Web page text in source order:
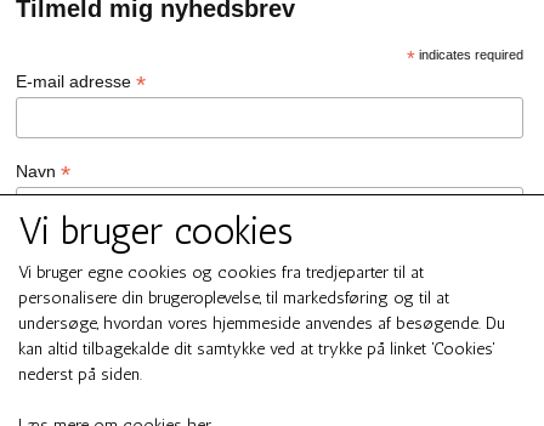
Vi bruger cookies
Vi bruger egne cookies og cookies fra tredjeparter til at
personalisere din brugeroplevelse, til markedsføring og til at
undersøge, hvordan vores hjemmeside anvendes af besøgende. Du
kan altid tilbagekalde dit samtykke ved at trykke på linket 'Cookies'
nederst på siden.
Tilmeld mig nyhedsbrev
*indicates required
E-mail adresse*
Navn*
GDPR Persondata/Privatlivspolitik
Ja tak, jeg vil gerne tilmeldes nyhedsbrevet hos SMUK by GREN
Du kan til enhver tid afmelde dig ved at klikke på linket i
bundfoden af ​​vores e-mails. For information om vores
persondata/privatlivspolitik, bedes du besøge smukbygren.dk .
We use Mailchimp as our marketing platform. By clicking below to